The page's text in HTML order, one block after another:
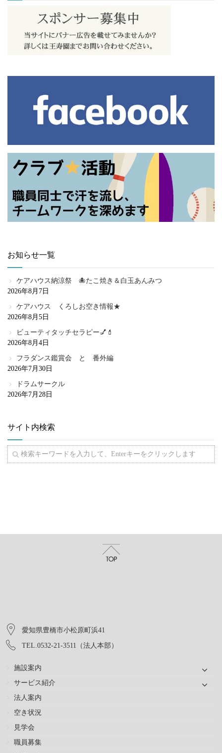
お知らせ一覧
ケアハウス納涼祭 🐙たこ焼き＆白玉あんみつ
2026年8月7日
ケアハウス くろしお空き情報★
2026年8月5日
ビューティタッチセラピー💅💄
2026年8月4日
フラダンス鑑賞会 と 番外編
2026年7月30日
ドラムサークル
2026年7月28日
サイト内検索
愛知県豊橋市小松原町浜41
TEL.0532-21-3511（法人本部）
施設案内
サービス紹介
法人案内
空き状況
見学会
職員募集